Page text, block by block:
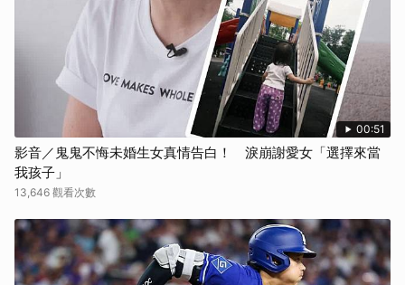
00:51
影音／鬼鬼不悔未婚生女真情告白！ 淚崩謝愛女「選擇來當
我孩子」
13,646 觀看次數
取消